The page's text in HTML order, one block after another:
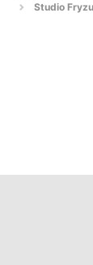
Studio